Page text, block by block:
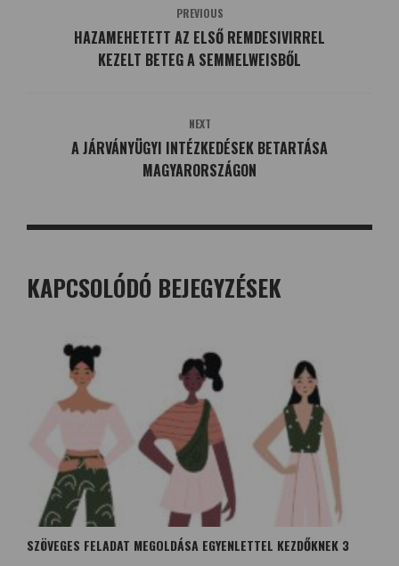
PREVIOUS
HAZAMEHETETT AZ ELSŐ REMDESIVIRREL
KEZELT BETEG A SEMMELWEISBŐL
NEXT
A JÁRVÁNYÜGYI INTÉZKEDÉSEK BETARTÁSA
MAGYARORSZÁGON
KAPCSOLÓDÓ BEJEGYZÉSEK
SZÖVEGES FELADAT MEGOLDÁSA EGYENLETTEL KEZDŐKNEK 3